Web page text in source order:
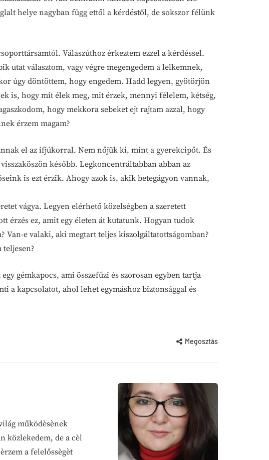
helye nagyban függ ettől a kérdéstől, de sokszor félünk
Válaszúthoz érkeztem ezzel a kérdéssel.
utat választom, vagy végre megengedem a lelkemnek,
úgy döntöttem, hogy engedem. Hadd legyen, gyötörjön
is, hogy mit élek meg, mit érzek, mennyi félelem, kétség,
hogy mekkora sebeket ejt rajtam azzal, hogy
érzem magam?
el az ifjúkorral. Nem nőjük ki, mint a gyerekcipőt. És
később. Legkoncentráltabban abban az
is ezt érzik. Ahogy azok is, akik betegágyon vannak,
vágya. Legyen elérhető közelségben a szeretett
érzés ez, amit egy életen át kutatunk. Hogyan tudok
e valaki, aki megtart teljes kiszolgáltatottságomban?
teljesen?
gémkapocs, ami összefűzi és szorosan egyben tartja
a kapcsolatot, ahol lehet egymáshoz biztonsággal és
Megosztás
működèsènek
közlekedem, de a cèl
a felelőssègèt